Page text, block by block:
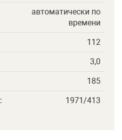
автоматически по
времени
112
3,0
185
: 1971/413